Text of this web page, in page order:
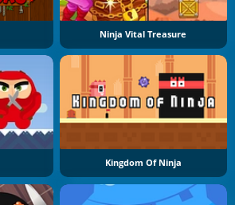
Ninja Vital Treasure
Kingdom Of Ninja